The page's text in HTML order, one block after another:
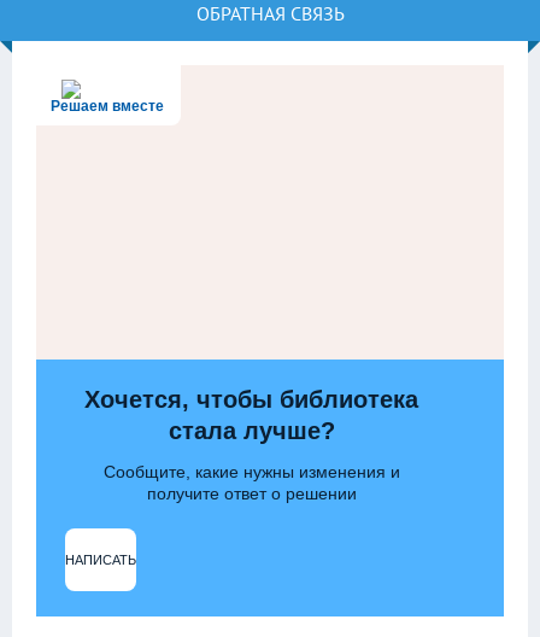
ОБРАТНАЯ СВЯЗЬ
Решаем вместе
Хочется, чтобы библиотека
стала лучше?
Сообщите, какие нужны изменения и
получите ответ о решении
НАПИСАТЬ